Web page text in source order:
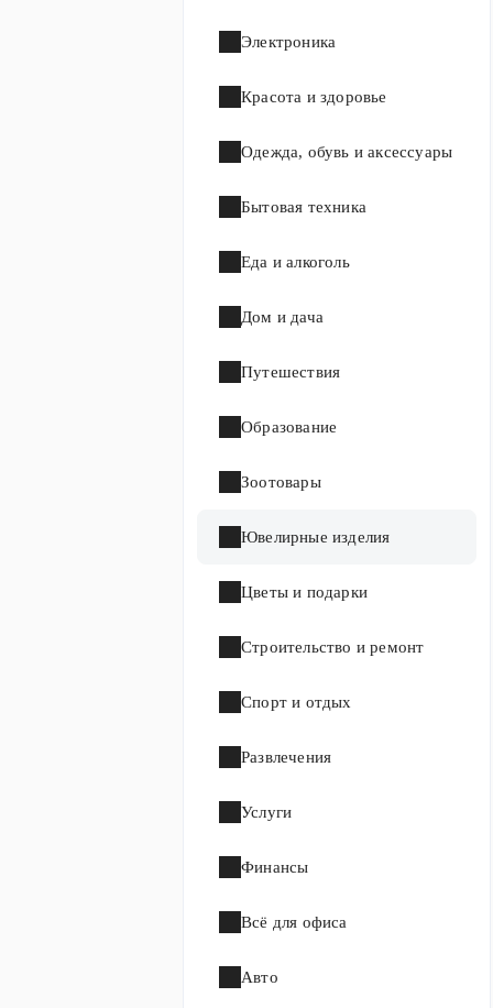
Электроника
Красота и здоровье
Одежда, обувь и аксессуары
Бытовая техника
Еда и алкоголь
Дом и дача
Путешествия
Образование
Зоотовары
Ювелирные изделия
Цветы и подарки
Строительство и ремонт
Спорт и отдых
Развлечения
Услуги
Финансы
Всё для офиса
Авто